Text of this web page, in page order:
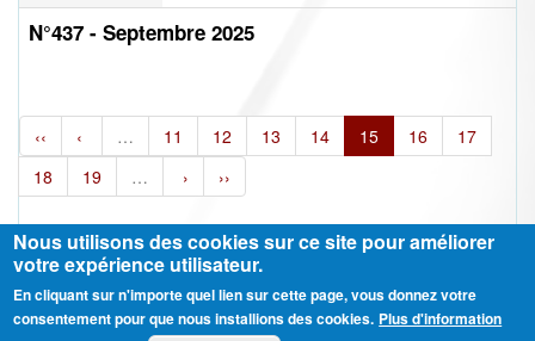
N°437 - Septembre 2025
‹‹ ‹ … 11 12 13 14 15 16
17
18
19 … › ››
Ⓒ CGT Fédération THCB - Tous les droits réservés - Mentions légales
Nous utilisons des cookies sur ce site pour améliorer
votre expérience utilisateur.
En cliquant sur n'importe quel lien sur cette page, vous donnez votre
consentement pour que nous installions des cookies. Plus d'information